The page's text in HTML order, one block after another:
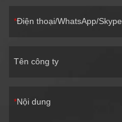
Điện thoại/WhatsApp/Skype
Tên công ty
Nội dung